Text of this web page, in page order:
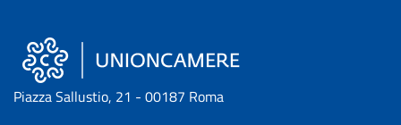
Piazza Sallustio, 21 - 00187 Roma